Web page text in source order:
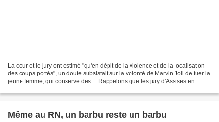
La cour et le jury ont estimé "qu'en dépit de la violence et de la localisation
des coups portés", un doute subsistait sur la volonté de Marvin Joli de tuer la
jeune femme, qui conserve des ... Rappelons que les jury d'Assises en
Même au RN, un barbu reste un barbu